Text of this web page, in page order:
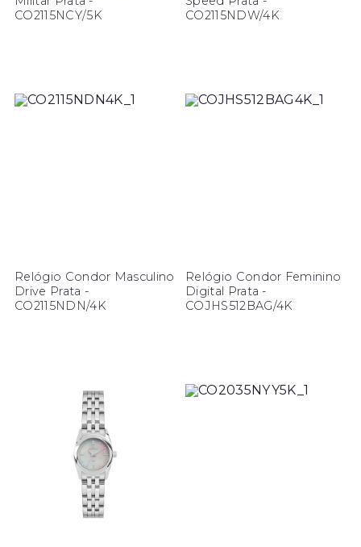
CO2115NCY/5K
CO2115NDW/4K
Relógio Condor Masculino
Drive Prata -
CO2115NDN/4K
Relógio Condor Feminino
Digital Prata -
COJHS512BAG/4K